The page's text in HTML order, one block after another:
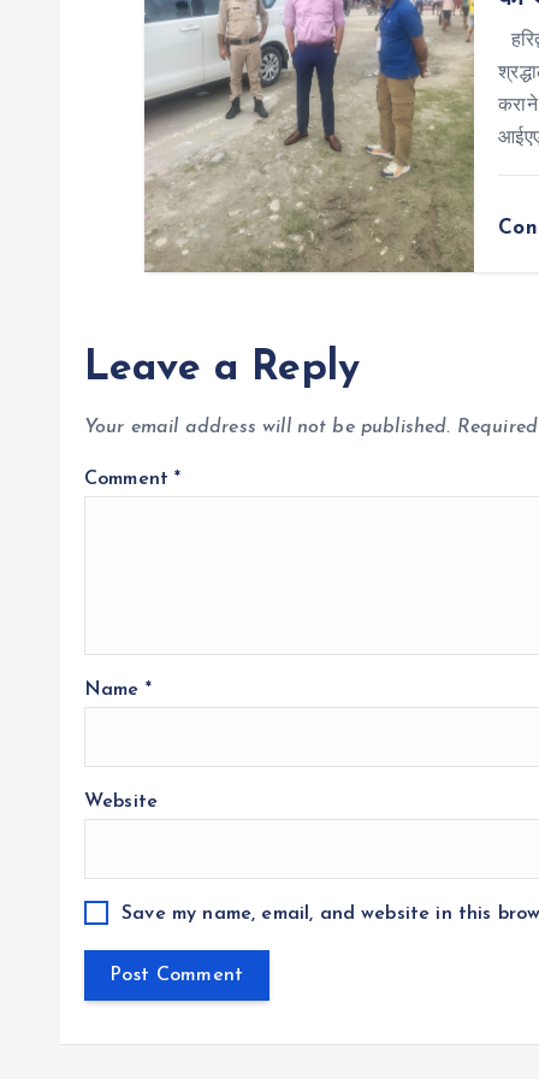
Leave a Reply
Your email address will not be published.
Comment*
Name *
Website
Save my name, email, and website in this